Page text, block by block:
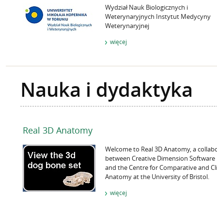
Wydział Nauk Biologicznych i
Weterynaryjnych Instytut Medycyny
Weterynaryjnej
więcej
Nauka i dydaktyka
Real 3D Anatomy
Welcome to Real 3D Anatomy, a
between Creative Dimension Software
and the Centre for Comparative and
Anatomy at the University of Bristol.
więcej